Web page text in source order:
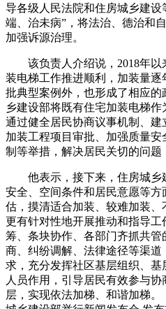
导各级人民法院和住房城乡建设
端、治未病”，将法治、德治和
加强诉源治理。
该负责人介绍说，2018年以
装电梯工作推进顺利，加装量
批典型案例外，也形成了相应
乡建设部将既有住宅加装电梯作
通过健全居民协商议事机制、
加装工程项目审批、加强质量
制等举措，解决居民关切的问题
他表示，接下来，住房城乡
安全、空间条件和居民意愿等
估，摸清适合加装、较难加装
更有针对性地开展推动和指导
筹、条块协作、各部门齐抓共
商、纠纷调解、法律途径等渠
求，充分发挥社区基层组织、
人员作用，引导居民有效参与
层，实现依法加梯、和谐加梯